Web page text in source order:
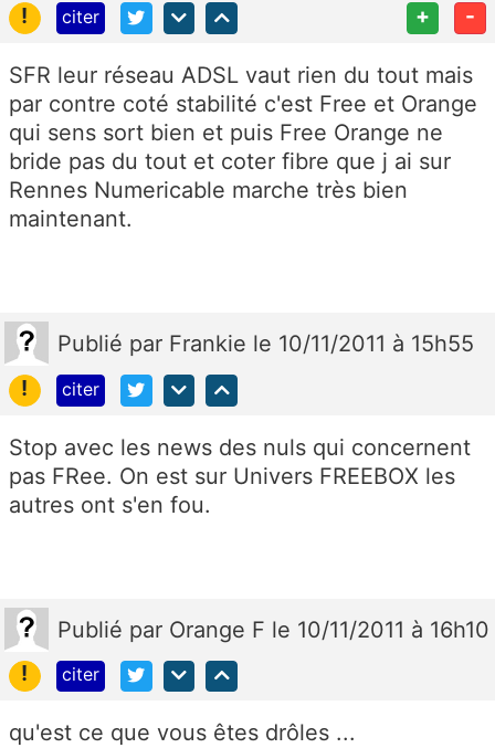
!
citer + -
SFR leur réseau ADSL vaut rien du tout mais
par contre coté stabilité c'est Free et Orange
qui sens sort bien et puis Free Orange ne
bride pas du tout et coter fibre que j ai sur
Rennes Numericable marche très bien
maintenant.
Publié par Frankie le 10/11/2011 à 15h55
!
citer
Stop avec les news des nuls qui concernent
pas FRee. On est sur Univers FREEBOX les
autres ont s'en fou.
Publié par Orange F le 10/11/2011 à 16h10
!
citer
qu'est ce que vous êtes drôles ...